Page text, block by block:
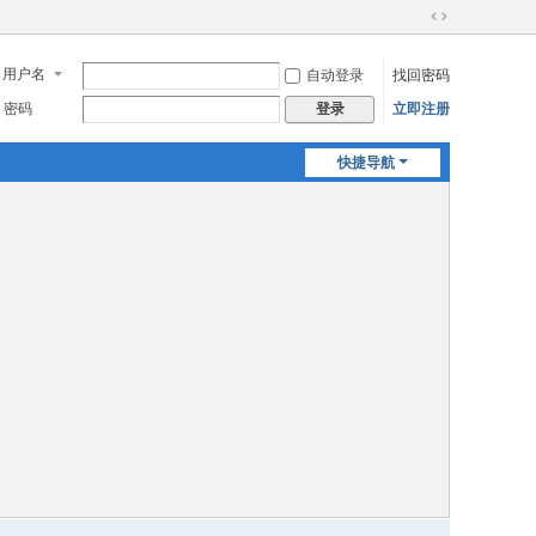
切
到
宽
用户名 自动登录
找回密码
密码
登录 立即注册
快捷导航